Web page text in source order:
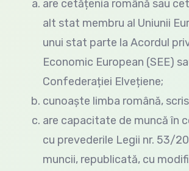
are cetățenia română sau
alt stat membru al Uniunii
unui stat parte la Acordul
Economic European (SEE)
Confederației Elvețiene;
cunoaște limba română,
are capacitate de muncă în
cu prevederile Legii nr. 53/
muncii, republicată, cu